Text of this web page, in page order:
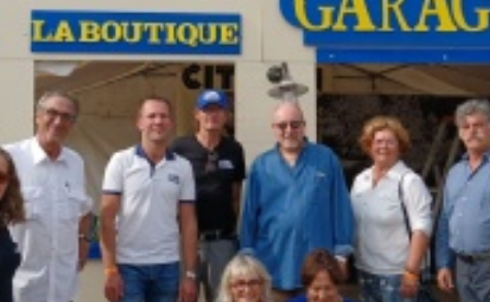
Notre local
La Boutique
Les pièces
L’assurance
Liens
La Revue
Les salons
La traction
La Traction des
membres
Bibliographie